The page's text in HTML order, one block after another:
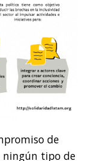
de
ningún tipo de